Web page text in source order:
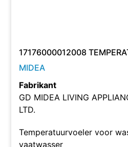
17176000012008
MIDEA
Fabrikant
GD MIDEA LIVING
LTD.
Temperatuurvoeler voor
vaatwasser